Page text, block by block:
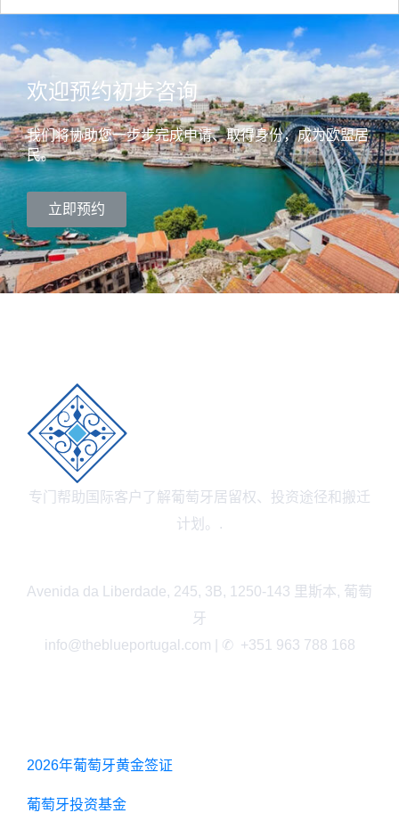
欢迎预约初步咨询
我们将协助您一步步完成申请、取得身份，成为欧盟居
民。
立即预约
专门帮助国际客户了解葡萄牙居留权、投资途径和搬迁
计划。.
Avenida da Liberdade, 245, 3B, 1250-143 里斯本, 葡萄
牙
info@theblueportugal.com | ✆ +351 963 788 168
2026年葡萄牙黄金签证
葡萄牙投资基金